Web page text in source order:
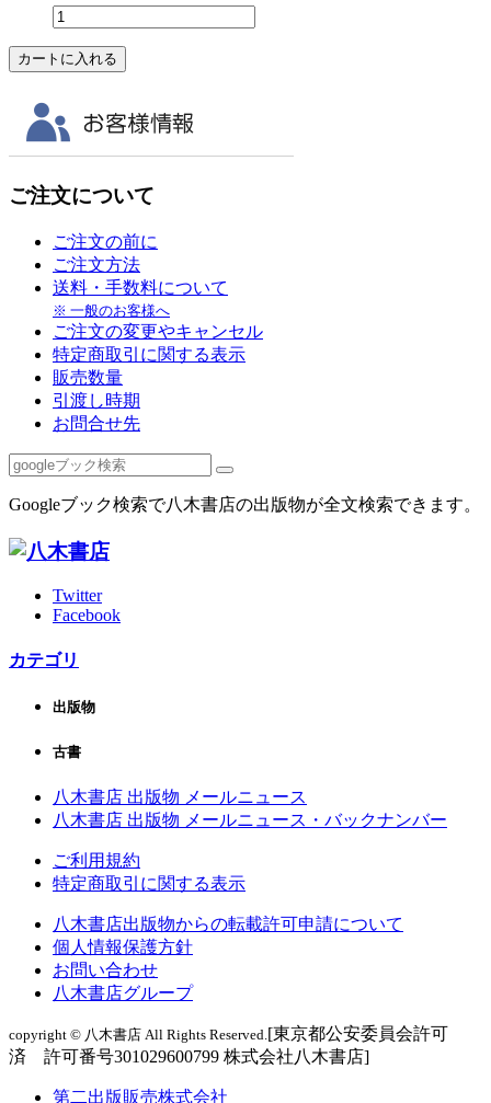
ご注文について
ご注文の前に
ご注文方法
送料・手数料について
※ 一般のお客様へ
ご注文の変更やキャンセル
特定商取引に関する表示
販売数量
引渡し時期
お問合せ先
Googleブック検索で八木書店の出版物が全文検索できます。
Twitter
Facebook
カテゴリ
出版物
古書
八木書店 出版物 メールニュース
八木書店 出版物 メールニュース・バックナンバー
ご利用規約
特定商取引に関する表示
八木書店出版物からの転載許可申請について
個人情報保護方針
お問い合わせ
八木書店グループ
copyright © 八木書店 All Rights Reserved.[東京都公安委員会許可
済 許可番号301029600799 株式会社八木書店]
第二出版販売株式会社